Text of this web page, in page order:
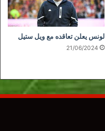
لونس يعلن تعاقده مع ويل ستيل
21/06/2024